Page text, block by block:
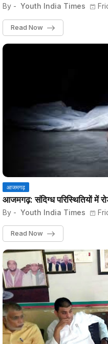
By - Youth India Times
Read Now
आजमगढ़
आजमगढ़: संदिग्ध परिस्थितियों में
By - Youth India Times
Read Now